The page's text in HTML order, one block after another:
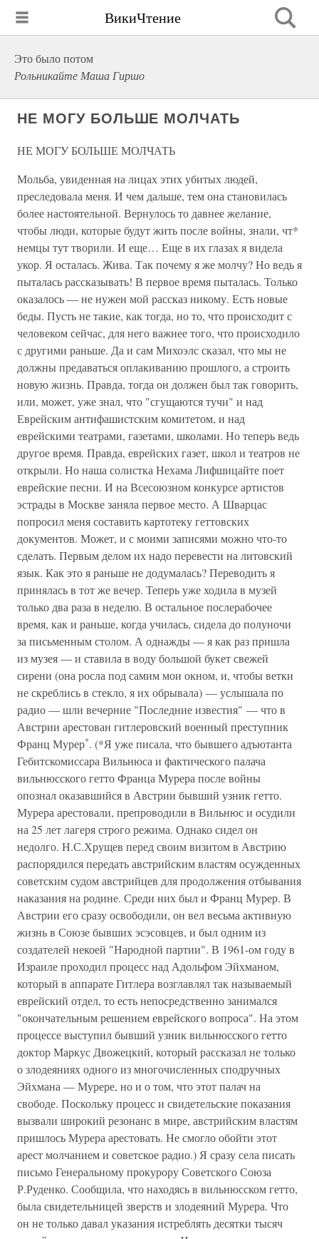
ВикиЧтение
Это было потом
Рольникайте Маша Гиршо
НЕ МОГУ БОЛЬШЕ МОЛЧАТЬ
НЕ МОГУ БОЛЬШЕ МОЛЧАТЬ
Мольба, увиденная на лицах этих убитых людей,
преследовала меня. И чем дальше, тем она становилась
более настоятельной. Вернулось то давнее желание,
чтобы люди, которые будут жить после войны, знали, чт*
немцы тут творили. И еще… Еще в их глазах я видела
укор. Я осталась. Жива. Так почему я же молчу? Но ведь я
пыталась рассказывать! В первое время пыталась. Только
оказалось — не нужен мой рассказ никому. Есть новые
беды. Пусть не такие, как тогда, но то, что происходит с
человеком сейчас, для него важнее того, что происходило
с другими раньше. Да и сам Михоэлс сказал, что мы не
должны предаваться оплакиванию прошлого, а строить
новую жизнь. Правда, тогда он должен был так говорить,
или, может, уже знал, что "сгущаются тучи" и над
Еврейским антифашистским комитетом, и над
еврейскими театрами, газетами, школами. Но теперь ведь
другое время. Правда, еврейских газет, школ и театров не
открыли. Но наша солистка Нехама Лифшицайте поет
еврейские песни. И на Всесоюзном конкурсе артистов
эстрады в Москве заняла первое место. А Шварцас
попросил меня составить картотеку геттовских
документов. Может, и с моими записями можно что-то
сделать. Первым делом их надо перевести на литовский
язык. Как это я раньше не додумалась? Переводить я
принялась в тот же вечер. Теперь уже ходила в музей
только два раза в неделю. В остальное послерабочее
время, как и раньше, когда училась, сидела до полуночи
за письменным столом. А однажды — я как раз пришла
из музея — и ставила в воду большой букет свежей
сирени (она росла под самим мои окном, и, чтобы ветки
не скреблись в стекло, я их обрывала) — услышала по
радио — шли вечерние "Последние известия" — что в
Австрии арестован гитлеровский военный преступник
Франц Мурер*. (*Я уже писала, что бывшего адъютанта
Гебитскомиссара Вильнюса и фактического палача
вильнюсского гетто Франца Мурера после войны
опознал оказавшийся в Австрии бывший узник гетто.
Мурера арестовали, препроводили в Вильнюс и осудили
на 25 лет лагеря строго режима. Однако сидел он
недолго. Н.С.Хрущев перед своим визитом в Австрию
распорядился передать австрийским властям осужденных
советским судом австрийцев для продолжения отбывания
наказания на родине. Среди них был и Франц Мурер. В
Австрии его сразу освободили, он вел весьма активную
жизнь в Союзе бывших эсэсовцев, и был одним из
создателей некоей "Народной партии". В 1961-ом году в
Израиле проходил процесс над Адольфом Эйхманом,
который в аппарате Гитлера возглавлял так называемый
еврейский отдел, то есть непосредственно занимался
"окончательным решением еврейского вопроса". На этом
процессе выступил бывший узник вильнюсского гетто
доктор Маркус Двожецкий, который рассказал не только
о злодеяниях одного из многочисленных сподручных
Эйхмана — Мурере, но и о том, что этот палач на
свободе. Поскольку процесс и свидетельские показания
вызвали широкий резонанс в мире, австрийским властям
пришлось Мурера арестовать. Не смогло обойти этот
арест молчанием и советское радио.) Я сразу села писать
письмо Генеральному прокурору Советского Союза
Р.Руденко. Сообщила, что находясь в вильнюсском гетто,
была свидетельницей зверств и злодеяний Мурера. Что
он не только давал указания истреблять десятки тысяч